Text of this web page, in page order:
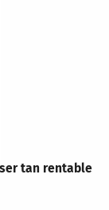
tan rentable